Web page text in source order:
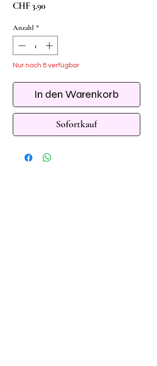
CHF 3.90
Anzahl *
Nur noch 8 verfügbar
In den Warenkorb
Sofortkauf